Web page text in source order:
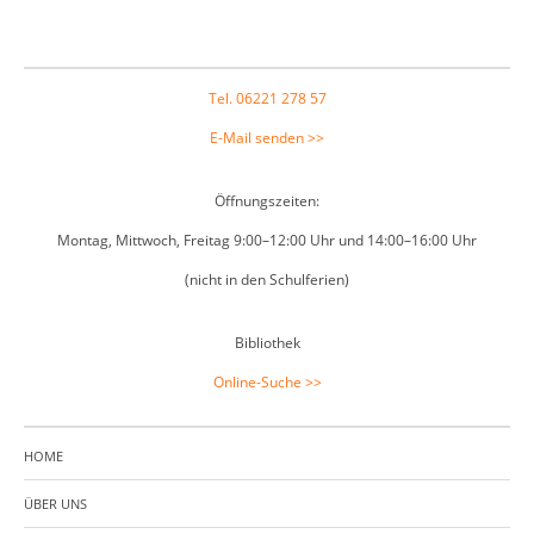
Tel. 06221 278 57
E-Mail senden >>
Öffnungszeiten:
Montag, Mittwoch, Freitag 9:00–12:00 Uhr und 14:00–16:00 Uhr
(nicht in den Schulferien)
Bibliothek
Online-Suche >>
HOME
ÜBER UNS